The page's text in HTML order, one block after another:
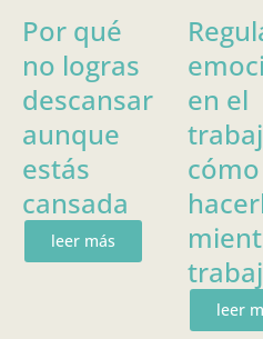
Por qué
no logras
descansar
aunque
estás
cansada
leer más
en el
cómo
leer